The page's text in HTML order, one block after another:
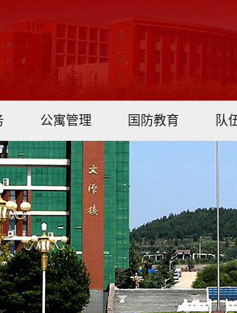
公寓管理 国防教育 队